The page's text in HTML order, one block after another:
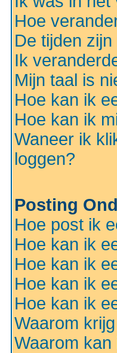
Hoe
De tijden
Ik
Mijn taal is
Hoe kan ik
Hoe kan ik
Waneer ik
loggen?
Posting
Hoe post ik
Hoe kan ik
Hoe kan ik
Hoe kan ik
Hoe kan ik
Waarom
Waarom